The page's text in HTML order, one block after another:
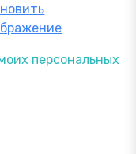
персональных